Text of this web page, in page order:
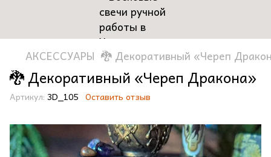
АКСЕССУАРЫ 🐉 Декоративный «Череп
🐉 Декоративный «Череп Дракона»
Артикул: 3D_105 Оставить отзыв